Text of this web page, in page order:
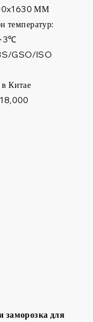
ММ
GSO/ISO
Китае
температур:
заморозка для